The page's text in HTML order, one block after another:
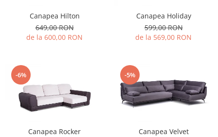
Canapea Hilton
649,00 RON
de la 600,00 RON
Canapea Holiday
599,00 RON
de la 569,00 RON
-6%
Canapea Rocker
-5%
Canapea Velvet